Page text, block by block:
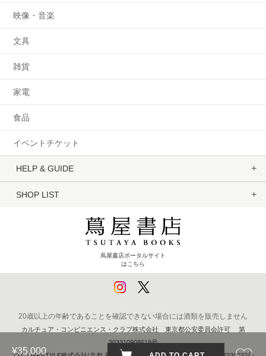
¥35,000
映像・音楽
文具
雑貨
家電
食品
イベントチケット
HELP & GUIDE
SHOP LIST
蔦屋書店ポータルサイト
はこちら
20歳以上の年齢であることを確認できない場合には酒類を販売しません
カルチュア・コンビニエンス・クラブ株式会社 東京都公安委員会許可 第
303310908618号